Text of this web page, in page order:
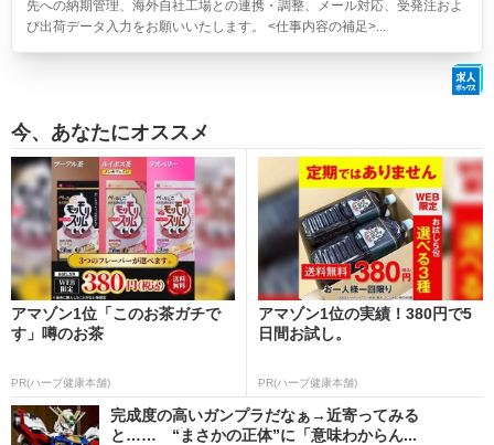
先への納期管理、海外自社工場との連携・調整、メール対応、受発注およ
び出荷データ入力をお願いいたします。 <仕事内容の補足>...
今、あなたにオススメ
アマゾン1位「このお茶ガチで
す」噂のお茶
PR(ハーブ健康本舗)
アマゾン1位の実績！380円で5
日間お試し。
PR(ハーブ健康本舗)
完成度の高いガンプラだなぁ→近寄ってみる
と…… “まさかの正体”に「意味わからん...